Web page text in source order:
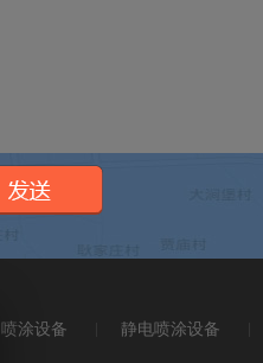
喷涂设备 静电喷涂设备